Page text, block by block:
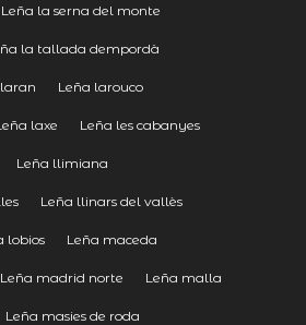
Leña la serna del monte
la tallada dempordà
Leña larouco
laxe Leña les cabanyes
Leña llimiana
Leña llinars del vallès
lobios Leña maceda
Leña madrid norte Leña malla
Leña masies de roda